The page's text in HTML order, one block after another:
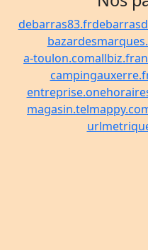
debarras83.fr
a-toulon.comallbiz.fr
entreprise.one
magasin.tel